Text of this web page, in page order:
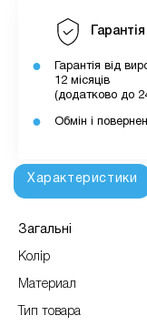
Гарантія
Гарантія від
12 місяців
(додатково до
Обмін і
Характеристики
Загальні
Колір
Материал
Тип товара